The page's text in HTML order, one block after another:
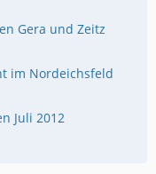
Gera und Zeitz
im Nordeichsfeld
Juli 2012